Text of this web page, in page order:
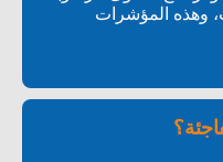
وهذه المؤشرات